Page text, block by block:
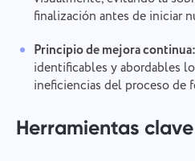
finalización antes de iniciar
Principio de mejora continua:
identificables y abordables
ineficiencias del proceso de
Herramientas clave